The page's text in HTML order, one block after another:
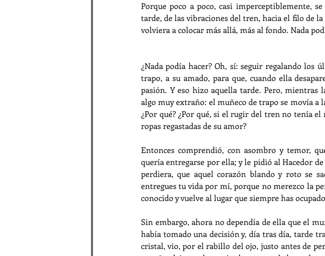
Porque poco a poco, casi imperceptiblemente,
tarde, de las vibraciones del tren, hacia el filo de
volviera a colocar más allá, más al fondo. Nada
¿Nada podía hacer? Oh, sí: seguir regalando los
trapo, a su amado, para que, cuando ella
pasión. Y eso hizo aquella tarde. Pero,
algo muy extraño: el muñeco de trapo se movía a
¿Por qué? ¿Por qué, si el rugir del tren no tenía
ropas regastadas de su amor?
Entonces comprendió, con asombro y temor,
quería entregarse por ella; y le pidió al Hacedor
perdiera, que aquel corazón blando y roto se
entregues tu vida por mí, porque no merezco la
conocido y vuelve al lugar que siempre has
Sin embargo, ahora no dependía de ella que el
había tomado una decisión y, día tras día, tarde
cristal, vio, por el rabillo del ojo, justo antes de